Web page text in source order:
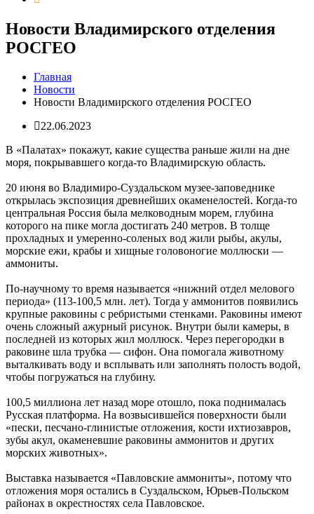
Новости Владимирского отделения
РОСГЕО
Главная
Новости
Новости Владимирского отделения РОСГЕО
22.06.2023
В «Палатах» покажут, какие существа раньше жили на дне
моря, покрывавшего когда-то Владимирскую область.
20 июня во Владимиро-Суздальском музее-заповеднике
открылась экспозиция древнейших окаменелостей. Когда-то
центральная Россия была мелководным морем, глубина
которого на пике могла достигать 240 метров. В толще
прохладных и умеренно-соленых вод жили рыбы, акулы,
морские ежи, крабы и хищные головоногие моллюски —
аммониты.
По-научному то время называется «нижний отдел мелового
периода» (113-100,5 млн. лет). Тогда у аммонитов появились
крупные раковины с ребристыми стенками. Раковины имеют
очень сложный ажурный рисунок. Внутри были камеры, в
последней из которых жил моллюск. Через перегородки в
раковине шла трубка — сифон. Она помогала животному
выталкивать воду и всплывать или заполнять полость водой,
чтобы погружаться на глубину.
100,5 миллиона лет назад море отошло, пока поднималась
Русская платформа. На возвысившейся поверхности были
«пески, песчано-глинистые отложения, кости ихтиозавров,
зубы акул, окаменевшие раковины аммонитов и других
морских животных».
Выставка называется «Павловские аммониты», потому что
отложения моря остались в Суздальском, Юрьев-Польском
районах в окрестностях села Павловское.